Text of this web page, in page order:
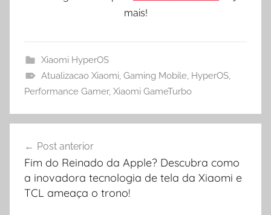
mais!
Xiaomi HyperOS
Atualizacao Xiaomi, Gaming Mobile, HyperOS,
Performance Gamer, Xiaomi GameTurbo
de
Post
Post anterior
Fim do Reinado da Apple? Descubra como
a inovadora tecnologia de tela da Xiaomi e
TCL ameaça o trono!